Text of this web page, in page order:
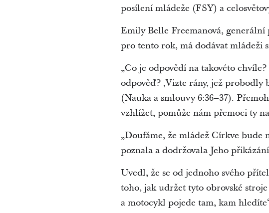
posílení mládeže (FSY) a
Emily Belle Freemanová,
pro tento rok, má dodávat mládeži
„Co je odpovědí na takovéto
odpověď? ‚Vizte rány, jež
(Nauka a smlouvy 6:36–37).
vzhlížet, pomůže nám přemoci ty
„Doufáme, že mládež Církve
poznala a dodržovala Jeho
Uvedl, že se od jednoho svého
toho, jak udržet tyto obrovské
a motocykl pojede tam, kam